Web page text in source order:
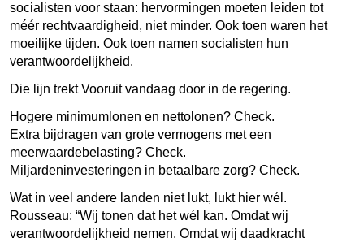
socialisten voor staan: hervormingen moeten leiden tot
méér rechtvaardigheid, niet minder. Ook toen waren het
moeilijke tijden. Ook toen namen socialisten hun
verantwoordelijkheid.
Die lijn trekt Vooruit vandaag door in de regering.
Hogere minimumlonen en nettolonen? Check.
Extra bijdragen van grote vermogens met een
meerwaardebelasting? Check.
Miljardeninvesteringen in betaalbare zorg? Check.
Wat in veel andere landen niet lukt, lukt hier wél.
Rousseau: “Wij tonen dat het wél kan. Omdat wij
verantwoordelijkheid nemen. Omdat wij daadkracht